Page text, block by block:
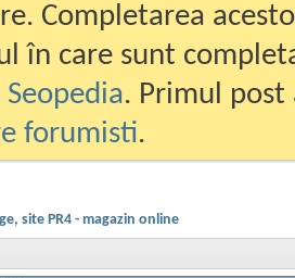
Completarea
în care sunt
. Primul
forumisti.
site PR4 - magazin online